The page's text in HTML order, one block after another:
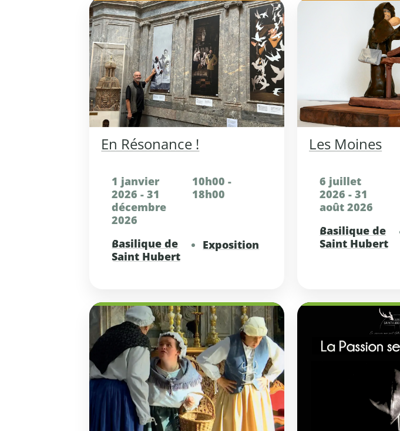
En Résonance !
1 janvier
2026 - 31
décembre
2026
10h00 -
18h00
Basilique de
Saint Hubert
Exposition
Les Moines
6 juillet
2026 - 31
août 2026
Basilique de
Saint Hubert